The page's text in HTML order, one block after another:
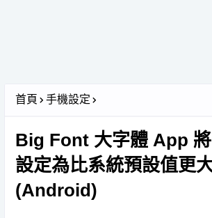
首頁 手機設定
Big Font 大字體 App
設定為比系統預設值更
(Android)